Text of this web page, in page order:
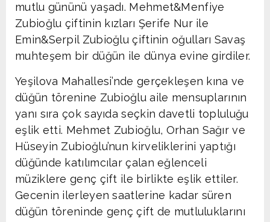
mutlu gününü yaşadı. Mehmet&Menfiye
Zubioğlu çiftinin kızları Şerife Nur ile
Emin&Serpil Zubioğlu çiftinin oğulları Savaş
muhteşem bir düğün ile dünya evine girdiler.
Yeşilova Mahallesi’nde gerçekleşen kına ve
düğün törenine Zubioğlu aile mensuplarının
yanı sıra çok sayıda seçkin davetli topluluğu
eşlik etti. Mehmet Zubioğlu, Orhan Sağır ve
Hüseyin Zubioğlu’nun kirveliklerini yaptığı
düğünde katılımcılar çalan eğlenceli
müziklere genç çift ile birlikte eşlik ettiler.
Gecenin ilerleyen saatlerine kadar süren
düğün töreninde genç çift de mutluluklarını